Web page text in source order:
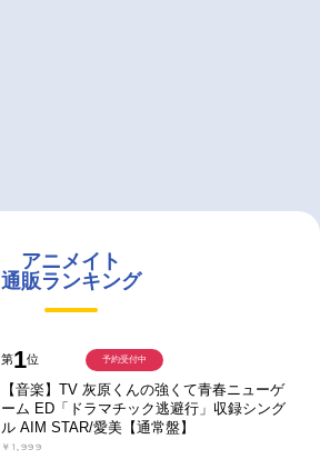
アニメイト
通販ランキング
第1位
【音楽】TV 灰原くんの強くて青春ニューゲ
ーム ED「ドラマチック逃避行」収録シング
ル AIM STAR/愛美【通常盤】
￥1,999
予約受付中